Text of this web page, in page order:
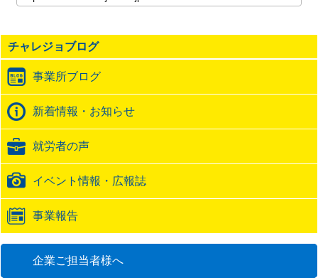
記
の
ト
ッ
ク
バ
ッ
URL
チャレジョブログ
事業所ブログ
新着情報・お知らせ
就労者の声
イベント情報・広報誌
事業報告
企業ご担当者様へ